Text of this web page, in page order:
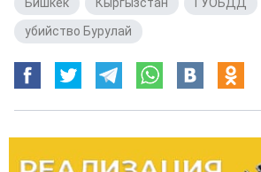
Бишкек
Кыргызстан ГУОБДД
убийство Бурулай